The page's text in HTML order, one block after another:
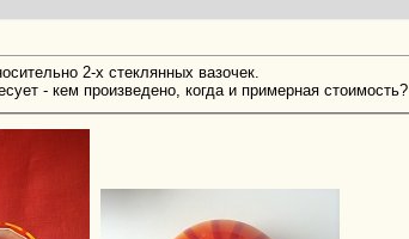
2-х стеклянных вазочек.
- кем произведено, когда и примерная стоимость?